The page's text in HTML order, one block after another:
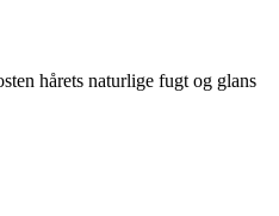
hårets naturlige fugt og glans